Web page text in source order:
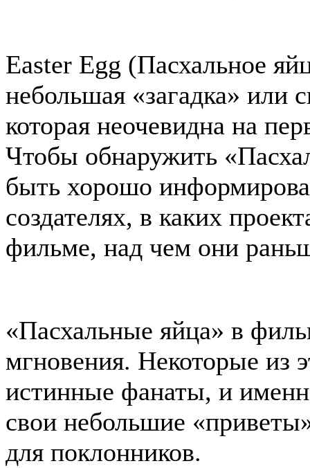
Easter Egg (Пасхальное
небольшая «загадка» или
которая неочевидна на
Чтобы обнаружить
быть хорошо
создателях, в каких
фильме, над чем они
«Пасхальные яйца» в
мгновения. Некоторые из
истинные фанаты, и
свои небольшие
для поклонников.